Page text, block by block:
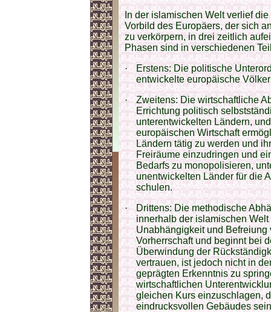
In der islamischen Welt verlief
Vorbild des Europäers, der sich
zu verkörpern, in drei zeitlich
Phasen sind in verschiedenen
·
Erstens: Die politische
entwickelte europäische
·
Zweitens: Die wirtschaftliche
Errichtung politisch
unterentwickelten Ländern,
europäischen Wirtschaft
Ländern tätig zu werden und
Freiräume einzudringen und
Bedarfs zu monopolisieren,
unentwickelten Länder für die
schulen.
·
Drittens: Die methodische
innerhalb der islamischen
Unabhängigkeit und
Vorherrschaft und beginnt bei
Überwindung der
vertrauen, ist jedoch nicht in
geprägten Erkenntnis zu
wirtschaftlichen
gleichen Kurs einzuschlagen,
eindrucksvollen Gebäudes